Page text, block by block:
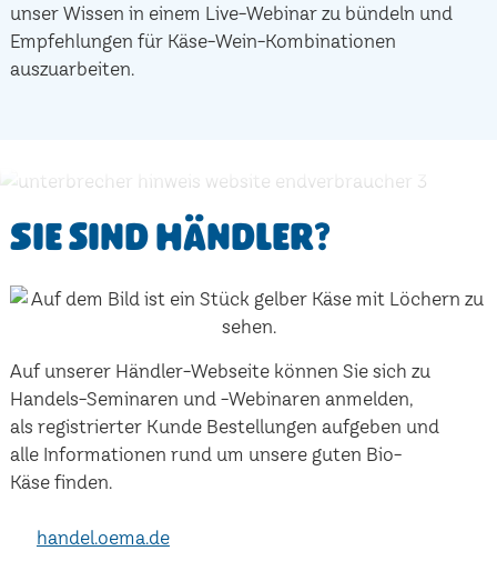
unser Wissen in einem Live-Webinar zu bündeln und
Empfehlungen für Käse-Wein-Kombinationen
auszuarbeiten.
Sie sind Händler?
Auf unserer Händler-Webseite können Sie sich zu
Handels-Seminaren und -Webinaren anmelden,
als registrierter Kunde Bestellungen aufgeben und
alle Informationen rund um unsere guten Bio-
Käse finden.
handel.oema.de